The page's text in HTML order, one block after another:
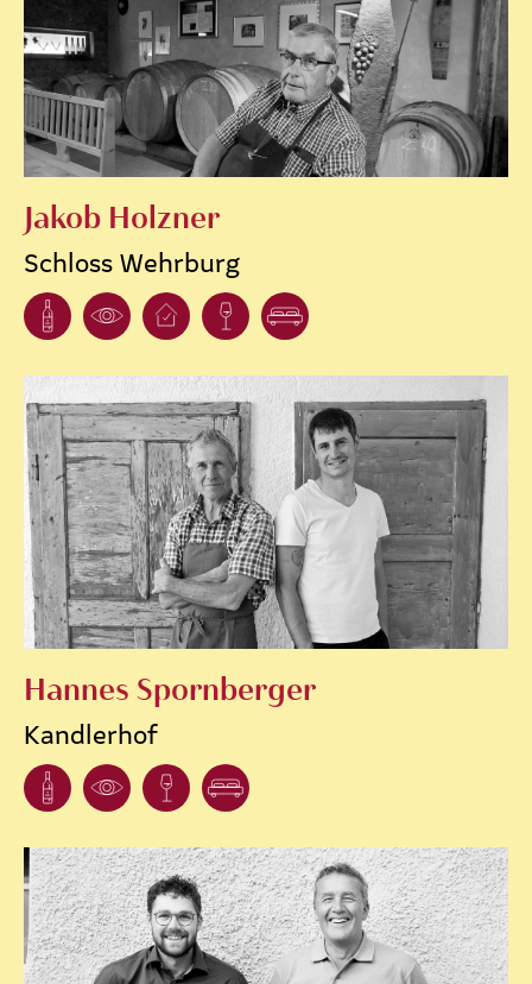
Jakob Holzner
Schloss Wehrburg
Hannes Spornberger
Kandlerhof